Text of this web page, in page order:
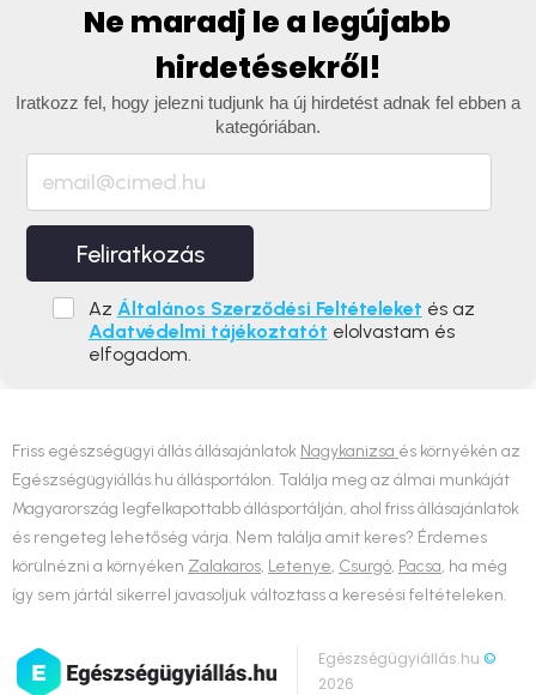
Ne maradj le a legújabb
hirdetésekről!
Iratkozz fel, hogy jelezni tudjunk ha új hirdetést adnak fel ebben a
kategóriában.
Feliratkozás
Az Általános Szerződési Feltételeket és az
Adatvédelmi tájékoztatót elolvastam és
elfogadom.
Friss egészségügyi állás állásajánlatok Nagykanizsa és környékén az
Egészségügyiállás.hu állásportálon. Találja meg az álmai munkáját
Magyarország legfelkapottabb állásportálján, ahol friss állásajánlatok
és rengeteg lehetőség várja. Nem találja amit keres? Érdemes
körülnézni a környéken Zalakaros, Letenye, Csurgó, Pacsa, ha még
így sem jártál sikerrel javasoljuk változtass a keresési feltételeken.
Egészségügyiállás.hu©
2026